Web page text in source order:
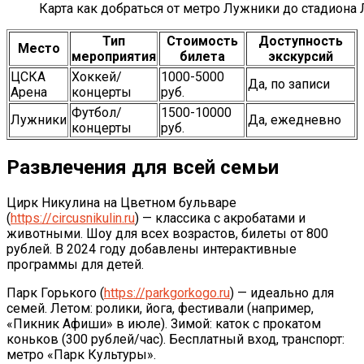
Карта как добраться от метро Лужники до
Место
Тип
мероприятия
Стоимость
билета
Доступность
экскурсий
ЦСКА
Арена
Хоккей/
концерты
1000-5000
руб.
Да, по записи
Лужники Футбол/
концерты
1500-10000
руб.
Да, ежедневно
Развлечения для всей семьи
Цирк Никулина на Цветном бульваре
(https://circusnikulin.ru) — классика с акробатами и
животными. Шоу для всех возрастов, билеты от 800
рублей. В 2024 году добавлены интерактивные
программы для детей.
Парк Горького (https://parkgorkogo.ru) — идеально для
семей. Летом: ролики, йога, фестивали (например,
«Пикник Афиши» в июле). Зимой: каток с прокатом
коньков (300 рублей/час). Бесплатный вход, транспорт:
метро «Парк Культуры».